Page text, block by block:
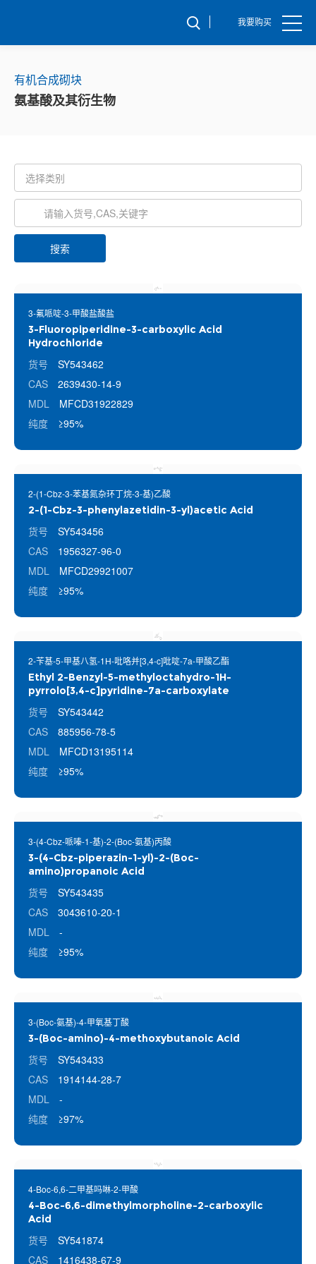
我要购买
有机合成砌块
氨基酸及其衍生物
搜索
3-氟哌啶-3-甲酸盐酸盐
3-Fluoropiperidine-3-carboxylic Acid
Hydrochloride
货号
SY543462
CAS
2639430-14-9
MDL
MFCD31922829
纯度
≥95%
2-(1-Cbz-3-苯基氮杂环丁烷-3-基)乙酸
2-(1-Cbz-3-phenylazetidin-3-yl)acetic Acid
货号
SY543456
CAS
1956327-96-0
MDL
MFCD29921007
纯度
≥95%
2-苄基-5-甲基八氢-1H-吡咯并[3,4-c]吡啶-7a-甲酸乙酯
Ethyl 2-Benzyl-5-methyloctahydro-1H-
pyrrolo[3,4-c]pyridine-7a-carboxylate
货号
SY543442
CAS
885956-78-5
MDL
MFCD13195114
纯度
≥95%
3-(4-Cbz-哌嗪-1-基)-2-(Boc-氨基)丙酸
3-(4-Cbz-piperazin-1-yl)-2-(Boc-
amino)propanoic Acid
货号
SY543435
CAS
3043610-20-1
MDL
-
纯度
≥95%
3-(Boc-氨基)-4-甲氧基丁酸
3-(Boc-amino)-4-methoxybutanoic Acid
货号
SY543433
CAS
1914144-28-7
MDL
-
纯度
≥97%
4-Boc-6,6-二甲基吗啉-2-甲酸
4-Boc-6,6-dimethylmorpholine-2-carboxylic
Acid
货号
SY541874
CAS
1416438-67-9